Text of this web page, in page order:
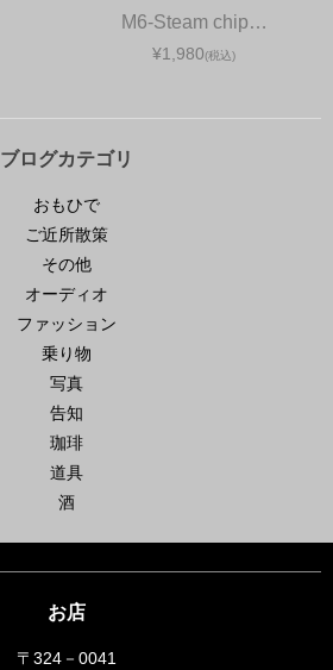
M6-Steam chip…
¥1,980(税込)
ブログカテゴリ
おもひで
ご近所散策
その他
オーディオ
ファッション
乗り物
写真
告知
珈琲
道具
酒
お店
〒324－0041